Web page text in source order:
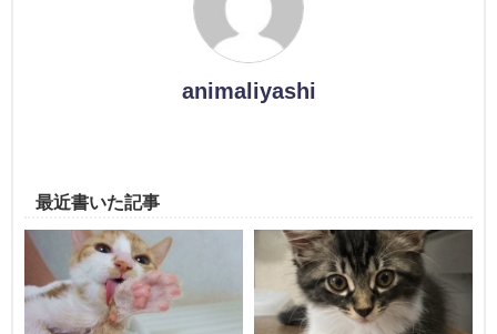
animaliyashi
最近書いた記事